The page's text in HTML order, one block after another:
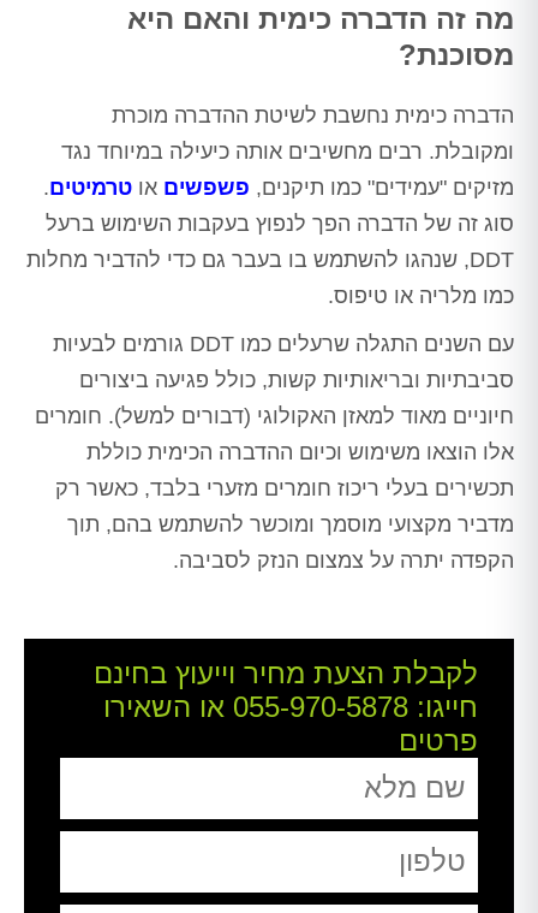
מה זה הדברה כימית והאם היא
מסוכנת?
הדברה כימית נחשבת לשיטת ההדברה מוכרת
ומקובלת. רבים מחשיבים אותה כיעילה במיוחד נגד
מזיקים "עמידים" כמו תיקנים, פשפשים או טרמיטים.
סוג זה של הדברה הפך לנפוץ בעקבות השימוש ברעל
DDT, שנהגו להשתמש בו בעבר גם כדי להדביר מחלות
כמו מלריה או טיפוס.
עם השנים התגלה שרעלים כמו DDT גורמים לבעיות
סביבתיות ובריאותיות קשות, כולל פגיעה ביצורים
חיוניים מאוד למאזן האקולוגי (דבורים למשל). חומרים
אלו הוצאו משימוש וכיום ההדברה הכימית כוללת
תכשירים בעלי ריכוז חומרים מזערי בלבד, כאשר רק
מדביר מקצועי מוסמך ומוכשר להשתמש בהם, תוך
הקפדה יתרה על צמצום הנזק לסביבה.
לקבלת הצעת מחיר וייעוץ בחינם
חייגו: 055-970-5878 או השאירו
פרטים